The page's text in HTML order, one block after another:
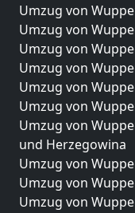
Umzug von
Umzug von
Umzug von
Umzug von
Umzug von
Umzug von
Umzug von
und Herzegowina
Umzug von
Umzug von
Umzug von